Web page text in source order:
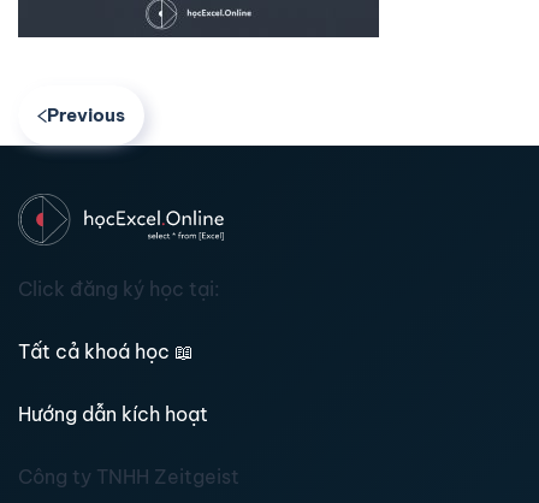
Previous
Click đăng ký học tại:
Tất cả khoá học 📖
Hướng dẫn kích hoạt
Công ty TNHH Zeitgeist